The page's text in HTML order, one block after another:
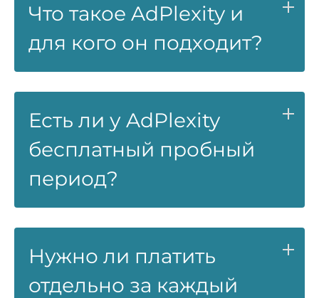
Что такое AdPlexity и
для кого он подходит?
Есть ли у AdPlexity
бесплатный пробный
период?
Нужно ли платить
отдельно за каждый